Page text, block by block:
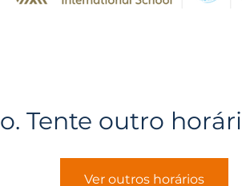
Tente outro
Ver outros horários